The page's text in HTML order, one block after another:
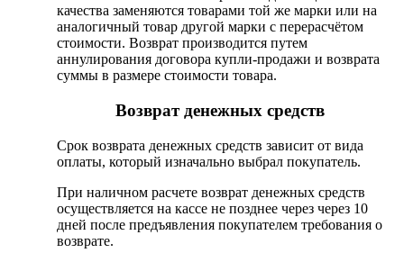
качества заменяются товарами той же марки или на
аналогичный товар другой марки с перерасчётом
стоимости. Возврат производится путем
аннулирования договора купли-продажи и возврата
суммы в размере стоимости товара.
Возврат денежных средств
Срок возврата денежных средств зависит от вида
оплаты, который изначально выбрал покупатель.
При наличном расчете возврат денежных средств
осуществляется на кассе не позднее через через 10
дней после предъявления покупателем требования о
возврате.